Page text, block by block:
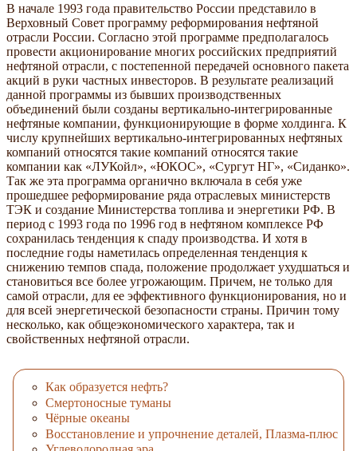
В начале 1993 года правительство России представило в
Верховный Совет программу реформирования нефтяной
отрасли России. Согласно этой программе предполагалось
провести акционирование многих российских предприятий
нефтяной отрасли, с постепенной передачей основного пакета
акций в руки частных инвесторов. В результате реализаций
данной программы из бывших производственных
объединений были созданы вертикально-интегрированные
нефтяные компании, функционирующие в форме холдинга. К
числу крупнейших вертикально-интегрированных нефтяных
компаний относятся такие компаний относятся такие
компании как «ЛУКойл», «ЮКОС», «Сургут НГ», «Сиданко».
Так же эта программа органично включала в себя уже
прошедшее реформирование ряда отраслевых министерств
ТЭК и создание Министерства топлива и энергетики РФ. В
период с 1993 года по 1996 год в нефтяном комплексе РФ
сохранилась тенденция к спаду производства. И хотя в
последние годы наметилась определенная тенденция к
снижению темпов спада, положение продолжает ухудшаться и
становиться все более угрожающим. Причем, не только для
самой отрасли, для ее эффективного функционирования, но и
для всей энергетической безопасности страны. Причин тому
несколько, как общеэкономического характера, так и
свойственных нефтяной отрасли.
Как образуется нефть?
Смертоносные туманы
Чёрные океаны
Восстановление и упрочнение деталей, Плазма-плюс